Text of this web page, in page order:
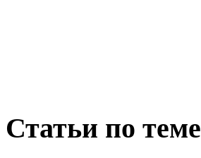
Статьи по теме